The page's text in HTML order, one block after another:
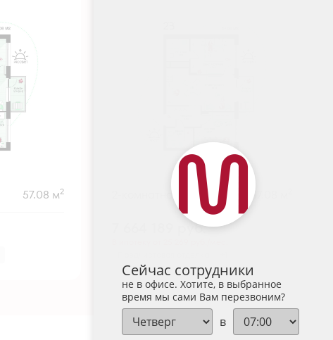
57.08 м2 2-комнатная 57.08 м
руб.
Сейчас сотрудники
не в офисе. Хотите, в выбранное
время мы сами Вам перезвоним?
в